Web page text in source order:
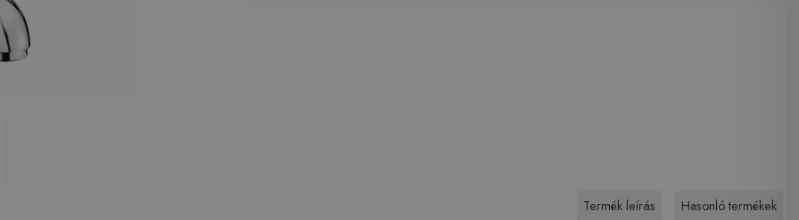
Termék leírás Hasonló termékek